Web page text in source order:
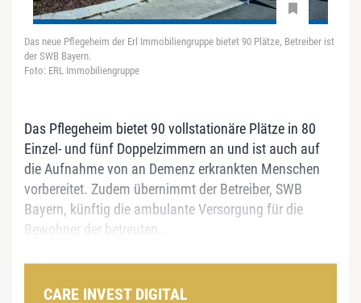
Das neue Pflegeheim der Erl Immobiliengruppe bietet 90 Plätze, Betreiber ist
der SWB Bayern.
Foto: ERL Immobiliengruppe
Das Pflegeheim bietet 90 vollstationäre Plätze in 80
Einzel- und fünf Doppelzimmern an und ist auch auf
die Aufnahme von an Demenz erkrankten Menschen
vorbereitet. Zudem übernimmt der Betreiber, SWB
Bayern, künftig die ambulante Versorgung für die
Bewohner der betreuten...
CARE INVEST DIGITAL